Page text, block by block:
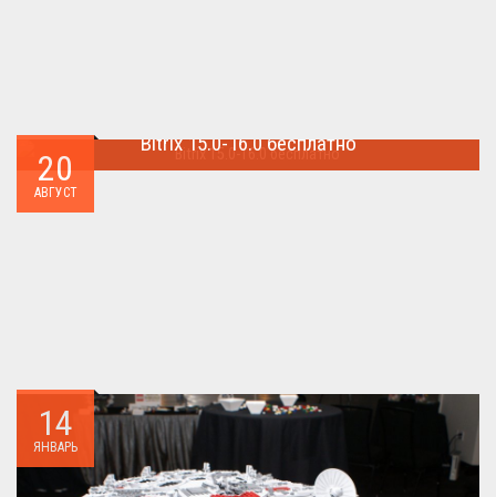
20
АВГУСТ
Bitrix 15.0-16.0 бесплатно
14
ЯНВАРЬ